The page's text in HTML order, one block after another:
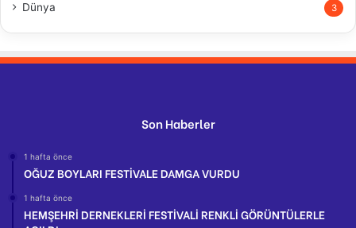
Dünya 3
Son Haberler
1 hafta önce
OĞUZ BOYLARI FESTİVALE DAMGA VURDU
1 hafta önce
HEMŞEHRİ DERNEKLERİ FESTİVALİ RENKLİ GÖRÜNTÜLERLE